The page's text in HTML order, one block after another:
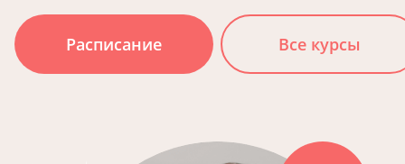
Расписание Все курсы